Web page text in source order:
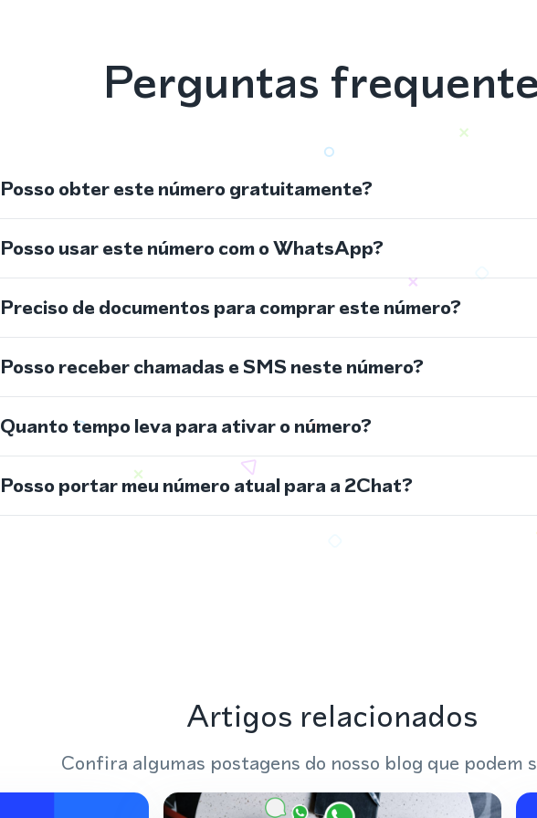
Perguntas
Posso obter este número gratuitamente?
Posso usar este número com o WhatsApp?
Preciso de documentos para comprar este número?
Posso receber chamadas e SMS neste número?
Quanto tempo leva para ativar o número?
Posso portar meu número atual para a 2Chat?
Artigos relacionados
Confira algumas postagens do nosso blog que podem